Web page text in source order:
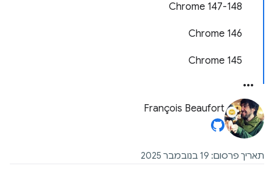
‫Chrome 147-148
Chrome 146
Chrome 145
François Beaufort
תאריך פרסום: 19 בנובמבר 2025